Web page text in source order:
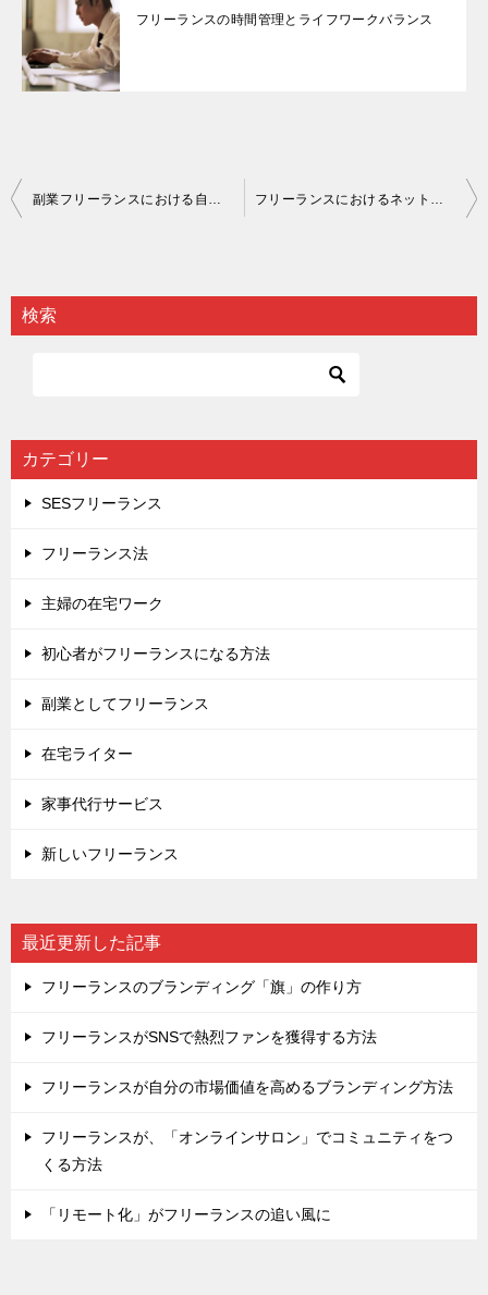
フリーランスの時間管理とライフワークバランス
投
ビ
ゲ
ョ
ン
副業フリーランスにおける自己ブランドの構築法 フリーランスにおけるネットワーキングの重要性と方法
検索
カテゴリー
SESフリーランス
フリーランス法
主婦の在宅ワーク
初心者がフリーランスになる方法
副業としてフリーランス
在宅ライター
家事代行サービス
新しいフリーランス
最近更新した記事
フリーランスのブランディング「旗」の作り方
フリーランスがSNSで熱烈ファンを獲得する方法
フリーランスが自分の市場価値を高めるブランディング方法
フリーランスが、「オンラインサロン」でコミュニティをつ
くる方法
「リモート化」がフリーランスの追い風に